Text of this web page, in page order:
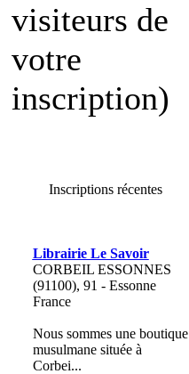
visiteurs de
votre
inscription)
Inscriptions récentes
Librairie Le Savoir
CORBEIL ESSONNES
(91100), 91 - Essonne
France
Nous sommes une boutique
musulmane située à
Corbei...